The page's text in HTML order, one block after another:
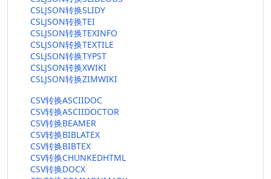
CSLJSON转换SLIDY
CSLJSON转换TEI
CSLJSON转换TEXINFO
CSLJSON转换TEXTILE
CSLJSON转换TYPST
CSLJSON转换XWIKI
CSLJSON转换ZIMWIKI
CSV转换ASCIIDOC
CSV转换ASCIIDOCTOR
CSV转换BEAMER
CSV转换BIBLATEX
CSV转换BIBTEX
CSV转换CHUNKEDHTML
CSV转换DOCX